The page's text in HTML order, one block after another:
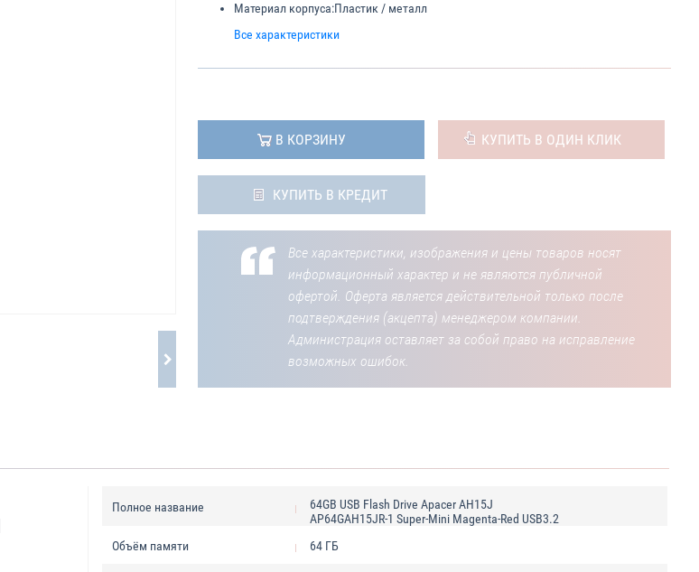
Материал корпуса:Пластик / металл
Все характеристики
В КОРЗИНУ КУПИТЬ В ОДИН КЛИК
КУПИТЬ В КРЕДИТ
Все характеристики, изображения и цены товаров носят
информационный характер и не являются публичной
офертой. Оферта является действительной только после
подтверждения (акцепта) менеджером компании.
Администрация оставляет за собой право на исправление
возможных ошибок.
Полное название
64GB USB Flash Drive Apacer AH15J
AP64GAH15JR-1 Super-Mini Magenta-Red USB3.2
Объём памяти
64 ГБ